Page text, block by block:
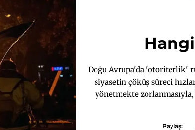
Doğu Avrupa'da 'otoriterlik'
siyasetin çöküş süreci
yönetmekte
Paylaş: